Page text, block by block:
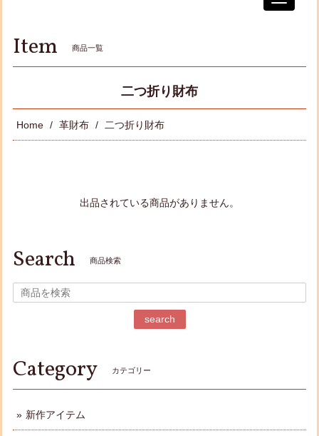
Item 商品一覧
二つ折り財布
Home 革財布 二つ折り財布
出品されている商品がありません。
Search 商品検索
search
Category カテゴリー
新作アイテム